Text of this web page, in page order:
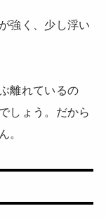
強く、少し浮い
離れているの
しょう。だから
。